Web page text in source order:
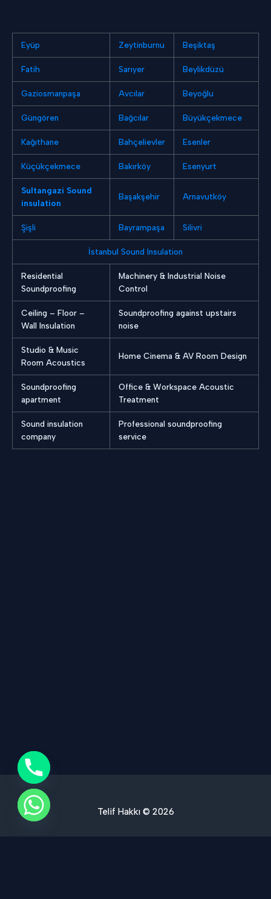
Eyüp Zeytinburnu Beşiktaş
Fatih Sarıyer Beylikdüzü
Gaziosmanpaşa Avcılar Beyoğlu
Güngören Bağcılar Büyükçekmece
Kağıthane Bahçelievler Esenler
Küçükçekmece Bakırköy Esenyurt
Sultangazi Sound
insulation
Başakşehir Arnavutköy
Şişli Bayrampaşa Silivri
İstanbul Sound Insulation
Residential
Soundproofing
Machinery & Industrial Noise
Control
Ceiling – Floor –
Wall Insulation
Soundproofing against upstairs
noise
Studio & Music
Room Acoustics
Home Cinema & AV Room Design
Soundproofing
apartment
Office & Workspace Acoustic
Treatment
Sound insulation
company
Professional soundproofing
service
Telif Hakkı © 2026